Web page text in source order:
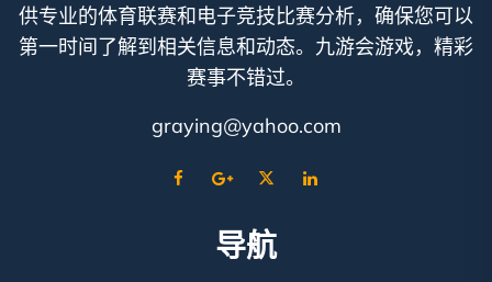
供专业的体育联赛和电子竞技比赛分析，确保您可以
第一时间了解到相关信息和动态。九游会游戏，精彩
赛事不错过。
graying@yahoo.com
导航